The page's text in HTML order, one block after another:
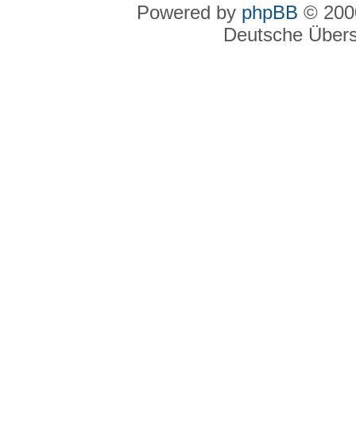
Powered by phpBB ©
Deutsche